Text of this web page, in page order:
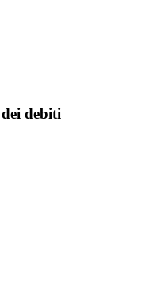
debiti